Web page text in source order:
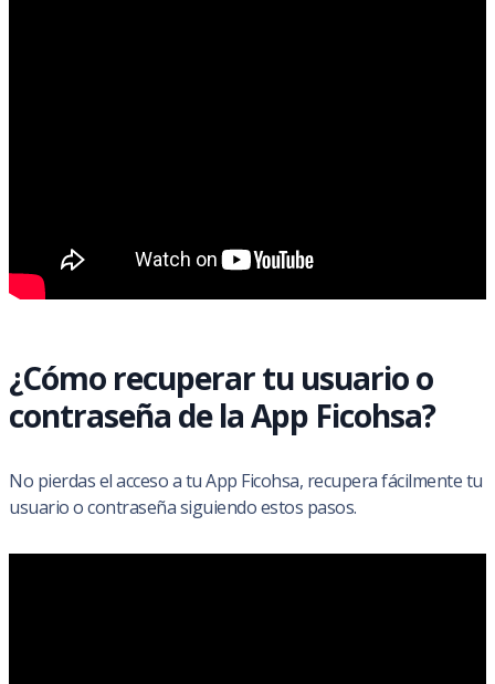
¿Cómo recuperar tu usuario o
contraseña de la App Ficohsa?
No pierdas el acceso a tu App Ficohsa, recupera fácilmente tu
usuario o contraseña siguiendo estos pasos.